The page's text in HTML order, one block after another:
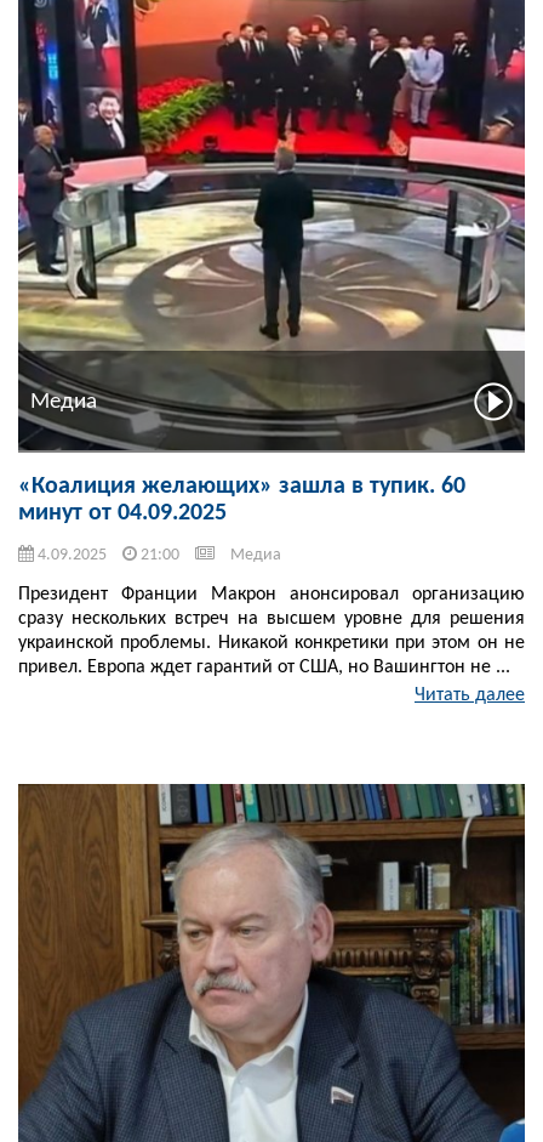
Медиа
«Коалиция желающих» зашла в тупик. 60
минут от 04.09.2025
4.09.2025 21:00 Медиа
Президент Франции Макрон анонсировал организацию
сразу нескольких встреч на высшем уровне для решения
украинской проблемы. Никакой конкретики при этом он не
привел. Европа ждет гарантий от США, но Вашингтон не ...
Читать далее